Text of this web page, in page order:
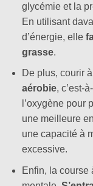
glycémie et la
En utilisant
d’énergie, elle
grasse.
De plus, courir
aérobie, c’est-
l’oxygène pour
une meilleure
une capacité à
excessive.
Enfin, la course